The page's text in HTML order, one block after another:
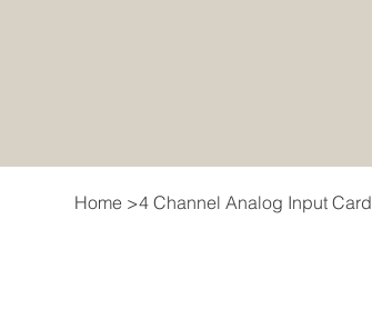
Home >4 Channel Analog Input Card